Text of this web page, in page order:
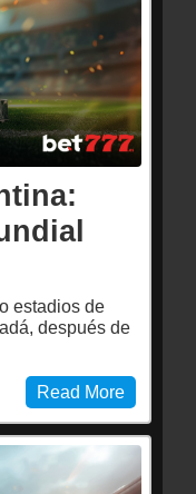
estadios de
después de
Read More